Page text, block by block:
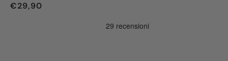
€29,90